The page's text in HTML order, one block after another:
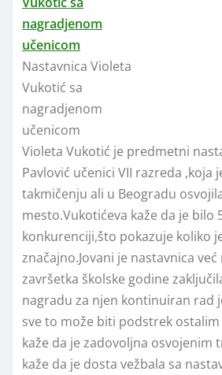
Nastavnica Violeta
Vukotić sa
nagradjenom
učenicom
Violeta Vukotić je predmetni
Pavlović učenici VII razreda ,koja
takmičenju ali u Beogradu
mesto.Vukotićeva kaže da je bilo
konkurenciji,što pokazuje koliko
značajno.Jovani je nastavnica
završetka školske godine
nagradu za njen kontinuiran rad
sve to može biti podstrek ostalim
kaže da je zadovoljna osvojenim
kaže da je dosta vežbala sa